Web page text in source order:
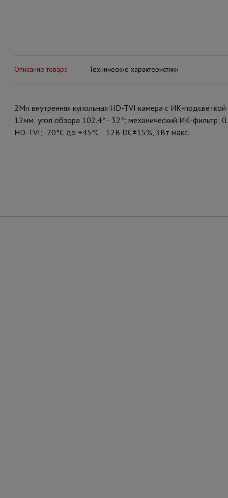
Описание товара Технические характеристики
2Мп внутренняя купольная HD-TVI камера с ИК-
12мм; угол обзора 102.4° - 32°; механический ИК-
HD-TVI; -20°С до +45°С ; 12В DC±15%, 3Вт макс.